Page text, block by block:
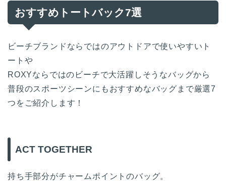
おすすめトートバック7選
ビーチブランドならではのアウトドアで使いやすいト
ートや
ROXYならではのビーチで大活躍しそうなバッグから
普段のスポーツシーンにもおすすめなバッグまで厳選7
つをご紹介します！
ACT TOGETHER
持ち手部分がチャームポイントのバッグ。